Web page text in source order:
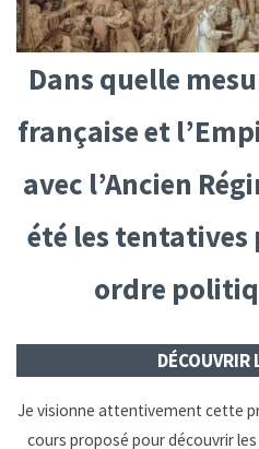
Dans quelle
française et
avec l’Ancien
été les
ordre
DÉCOUVRIR
Je visionne attentivement cette
cours proposé pour découvrir